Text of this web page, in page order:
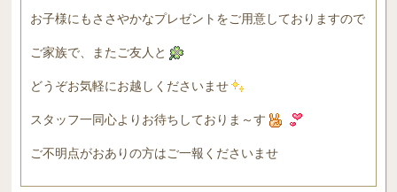
お子様にもささやかなプレゼントをご用意しておりますので
ご家族で、またご友人と
どうぞお気軽にお越しくださいませ
スタッフ一同心よりお待ちしておりま～す
ご不明点がおありの方はご一報くださいませ